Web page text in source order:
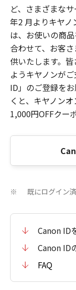
ど、さまざまな
年2 月よりキヤ
は、お使いの商
合わせて、お客
供いたします。
ようキヤノンが
ID」のご登録を
くと、キヤノン
1,000円OFFクー
※ 既にログイン
Canon ID
Canon ID
FAQ